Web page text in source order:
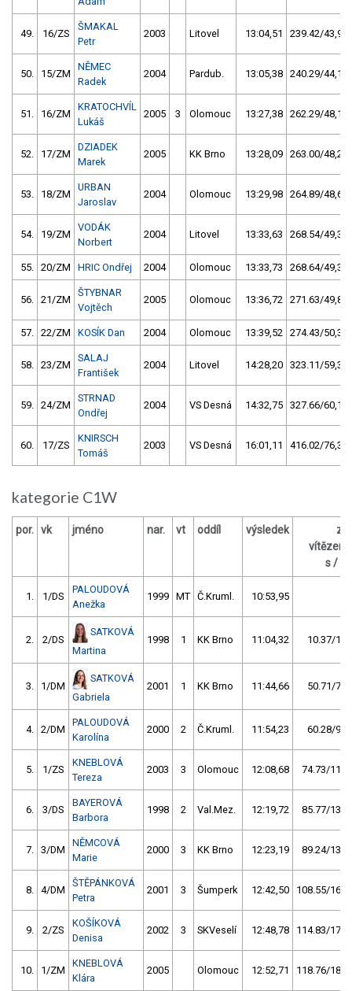
49. 16/ZS
ŠMAKAL
Petr
2003 Litovel 13:04,51 239.42/43,9
50. 15/ZM
NĚMEC
Radek
2004 Pardub. 13:05,38 240.29/44,1
51. 16/ZM
KRATOCHVÍL
Lukáš
2005 3 Olomouc 13:27,38 262.29/48,1
52. 17/ZM
DZIADEK
Marek
2005 KK Brno 13:28,09 263.00/48,2
53. 18/ZM
URBAN
Jaroslav
2004 Olomouc 13:29,98 264.89/48,6
54. 19/ZM
VODÁK
Norbert
2004 Litovel 13:33,63 268.54/49,3
55. 20/ZM HRIC Ondřej 2004 Olomouc 13:33,73 268.64/49,3
56. 21/ZM
ŠTYBNAR
Vojtěch
2005 Olomouc 13:36,72 271.63/49,8
57. 22/ZM KOSÍK Dan 2004 Olomouc 13:39,52 274.43/50,3
58. 23/ZM
SALAJ
František
2004 Litovel 14:28,20 323.11/59,3
59. 24/ZM
STRNAD
Ondřej
2004 VS Desná 14:32,75 327.66/60,1
60. 17/ZS
KNIRSCH
Tomáš
2003 VS Desná 16:01,11 416.02/76,3
kategorie C1W
por. vk jméno nar. vt oddíl výsledek
za
vítězem
s / %
1. 1/DS
PALOUDOVÁ
Anežka
1999 MT Č.Kruml. 10:53,95
2. 2/DS
SATKOVÁ
Martina
1998 1 KK Brno 11:04,32 10.37/1,6
3. 1/DM
SATKOVÁ
Gabriela
2001 1 KK Brno 11:44,66 50.71/7,8
4. 2/DM
PALOUDOVÁ
Karolína
2000 2 Č.Kruml. 11:54,23 60.28/9,2
5. 1/ZS
KNEBLOVÁ
Tereza
2003 3 Olomouc 12:08,68 74.73/11,4
6. 3/DS
BAYEROVÁ
Barbora
1998 2 Val.Mez. 12:19,72 85.77/13,1
7. 3/DM
NĚMCOVÁ
Marie
2000 3 KK Brno 12:23,19 89.24/13,6
8. 4/DM
ŠTĚPÁNKOVÁ
Petra
2001 3 Šumperk 12:42,50 108.55/16,6
9. 2/ZS
KOŠÍKOVÁ
Denisa
2002 3 SKVeselí 12:48,78 114.83/17,6
10. 1/ZM
KNEBLOVÁ
Klára
2005 Olomouc 12:52,71 118.76/18,2